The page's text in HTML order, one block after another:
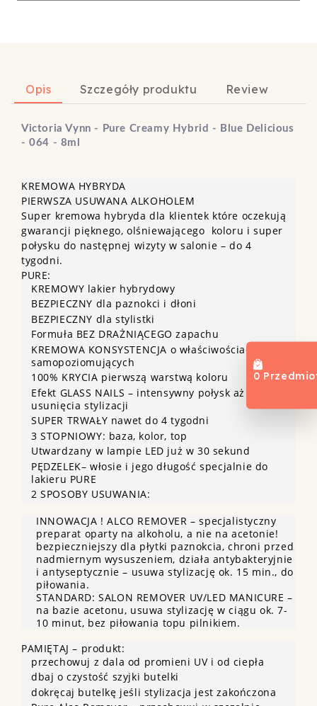
0
Opis Szczegóły produktu Review
Victoria Vynn - Pure Creamy Hybrid - Blue Delicious
- 064 - 8ml
KREMOWA HYBRYDA
PIERWSZA USUWANA ALKOHOLEM
Super kremowa hybryda dla klientek które oczekują
gwarancji pięknego, olśniewającego koloru i super
połysku do następnej wizyty w salonie – do 4
tygodni.
PURE:
KREMOWY lakier hybrydowy
BEZPIECZNY dla paznokci i dłoni
BEZPIECZNY dla stylistki
Formuła BEZ DRAŻNIĄCEGO zapachu
KREMOWA KONSYSTENCJA o właściwościach
samopoziomujących
100% KRYCIA pierwszą warstwą koloru
Efekt GLASS NAILS – intensywny połysk aż do
usunięcia stylizacji
SUPER TRWAŁY nawet do 4 tygodni
3 STOPNIOWY: baza, kolor, top
Utwardzany w lampie LED już w 30 sekund
PĘDZELEK– włosie i jego długość specjalnie do
lakieru PURE
2 SPOSOBY USUWANIA:
INNOWACJA ! ALCO REMOVER – specjalistyczny
preparat oparty na alkoholu, a nie na acetonie!
bezpieczniejszy dla płytki paznokcia, chroni przed
nadmiernym wysuszeniem, działa antybakteryjnie
i antyseptycznie – usuwa stylizację ok. 15 min., do
piłowania.
STANDARD: SALON REMOVER UV/LED MANICURE –
na bazie acetonu, usuwa stylizację w ciągu ok. 7-
10 minut, bez piłowania topu pilnikiem.
PAMIĘTAJ – produkt:
przechowuj z dala od promieni UV i od ciepła
dbaj o czystość szyjki butelki
dokręcaj butelkę jeśli stylizacja jest zakończona